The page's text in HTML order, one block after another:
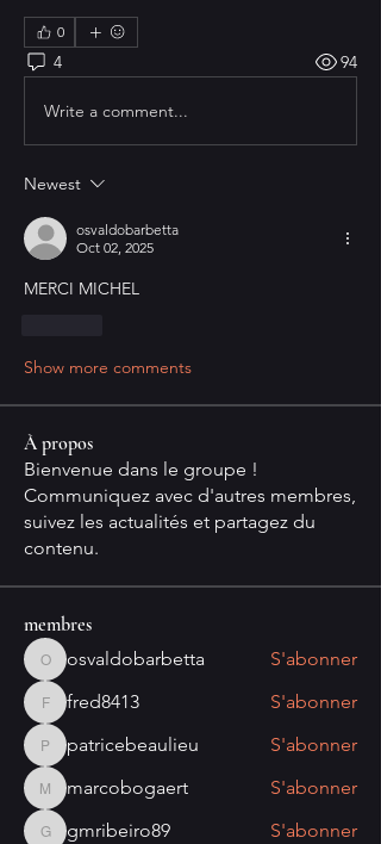
0
4 94
Write a comment...
Newest
osvaldobarbetta
Oct 02, 2025
MERCI MICHEL
Show more comments
À propos
Bienvenue dans le groupe !
Communiquez avec d'autres membres,
suivez les actualités et partagez du
contenu.
membres
osvaldobarbetta
osvaldobarbetta S'abonner
fred8413
fred8413 S'abonner
patricebeaulieu
patricebeaulieu S'abonner
marcobogaert
marcobogaert S'abonner
gmribeiro89
gmribeiro89
S'abonner